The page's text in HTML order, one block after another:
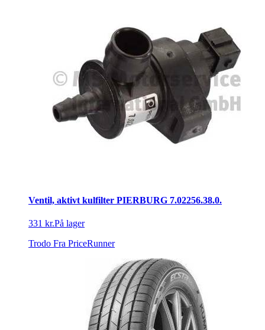
Ventil, aktivt kulfilter PIERBURG 7.02256.38.0.
331 kr.På lager
Trodo Fra PriceRunner